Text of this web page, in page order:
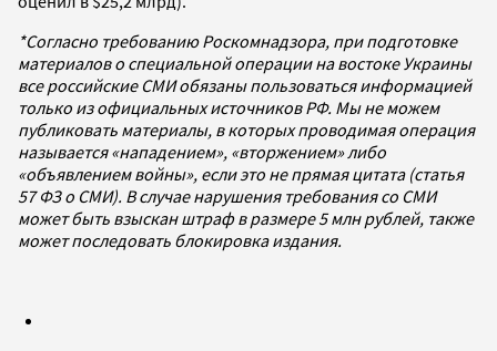
*Согласно требованию Роскомнадзора, при подготовке
материалов о специальной операции на востоке Украины
все российские СМИ обязаны пользоваться информацией
только из официальных источников РФ. Мы не можем
публиковать материалы, в которых проводимая операция
называется «нападением», «вторжением» либо
«объявлением войны», если это не прямая цитата (статья
57 ФЗ о СМИ). В случае нарушения требования со СМИ
может быть взыскан штраф в размере 5 млн рублей, также
может последовать блокировка издания.